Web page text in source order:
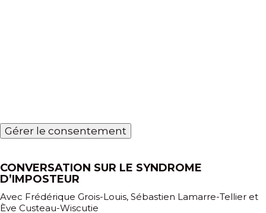
Gérer le consentement
CONVERSATION SUR LE SYNDROME
D’IMPOSTEUR
Avec Frédérique Grois-Louis, Sébastien Lamarre-Tellier et
Ève Custeau-Wiscutie